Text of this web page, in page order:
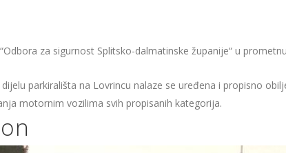
za sigurnost Splitsko-dalmatinske županije“ u
parkirališta na Lovrincu nalaze se uređena i propisno
motornim vozilima svih propisanih kategorija.